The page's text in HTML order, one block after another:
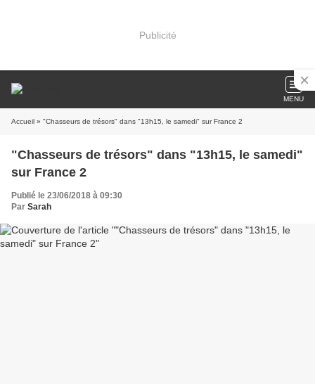
Publicité
MENU
Accueil » "Chasseurs de trésors" dans "13h15, le samedi" sur France 2
"Chasseurs de trésors" dans "13h15, le samedi"
sur France 2
Publié le 23/06/2018 à 09:30
Par Sarah